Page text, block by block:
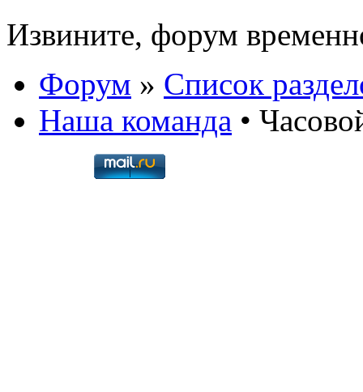
Извините, форум
Форум » Список
Наша команда •